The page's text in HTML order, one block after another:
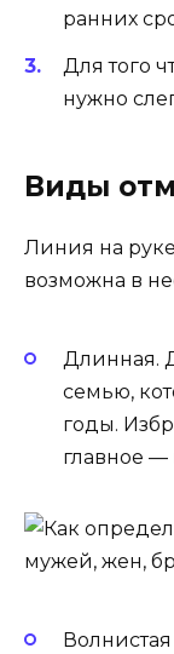
ранних
Для того
нужно
Виды
Линия на
возможна в
Длинная.
семью,
годы.
главное —